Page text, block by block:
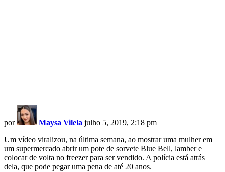
por Maysa Vilela julho 5, 2019, 2:18 pm
Um vídeo viralizou, na última semana, ao mostrar uma mulher em
um supermercado abrir um pote de sorvete Blue Bell, lamber e
colocar de volta no freezer para ser vendido. A polícia está atrás
dela, que pode pegar uma pena de até 20 anos.